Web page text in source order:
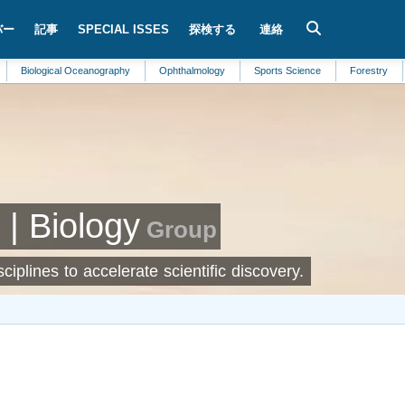
ー 記事 SPECIAL ISSES 探検する 連絡
Oceanography Ophthalmology Sports Science Forestry
| Biology Group
to accelerate scientific discovery.